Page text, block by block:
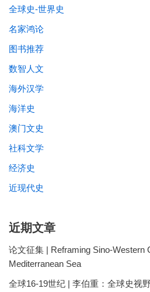
全球史-世界史
名家鸿论
图书推荐
数智人文
海外汉学
海洋史
澳门文史
社科文学
经济史
近现代史
近期文章
论文征集 | Reframing Sino-Western
Mediterranean Sea
全球16-19世纪 | 李伯重：全球史视